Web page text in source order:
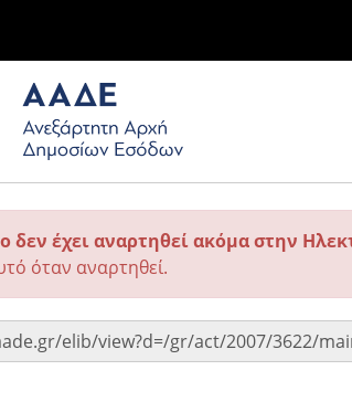
δεν έχει αναρτηθεί ακόμα στην
όταν αναρτηθεί.